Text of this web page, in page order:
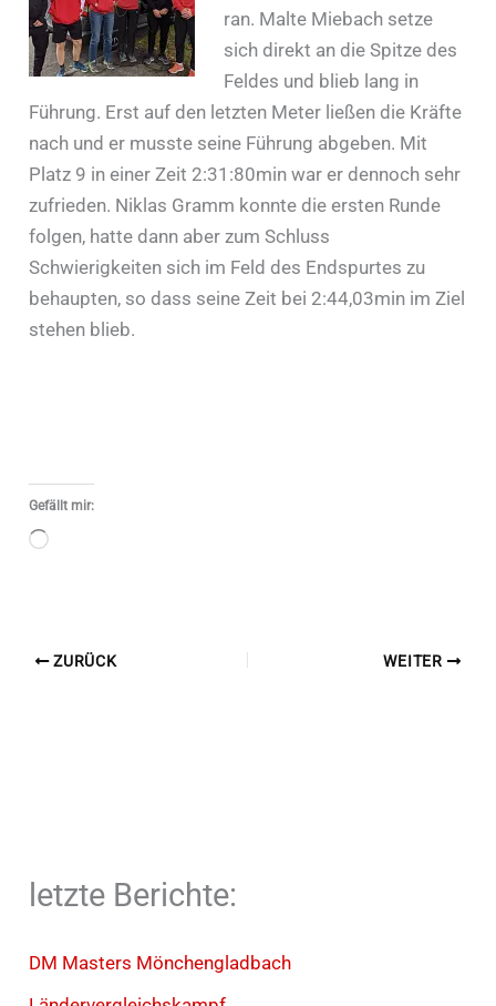
letzte Berichte:
DM Masters Mönchengladbach
ran. Malte Miebach setze
sich direkt an die Spitze des
Feldes und blieb lang in
Führung. Erst auf den letzten Meter ließen die Kräfte
nach und er musste seine Führung abgeben. Mit
Platz 9 in einer Zeit 2:31:80min war er dennoch sehr
zufrieden. Niklas Gramm konnte die ersten Runde
folgen, hatte dann aber zum Schluss
Schwierigkeiten sich im Feld des Endspurtes zu
behaupten, so dass seine Zeit bei 2:44,03min im Ziel
stehen blieb.
Gefällt mir:
Wird
ZURÜCK WEITER